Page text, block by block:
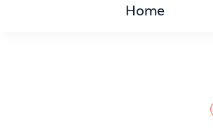
Home